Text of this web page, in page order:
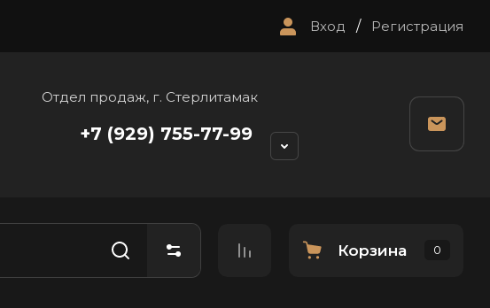
Вход / Регистрация
Отдел продаж, г. Стерлитамак
+7 (929) 755-77-99
Корзина 0